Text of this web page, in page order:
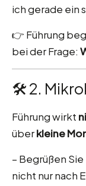
ich gerade ein
👉 Führung
bei der Frage:
🛠 2.
Führung wirkt
überkleine
– Begrüßen
nicht nur nach